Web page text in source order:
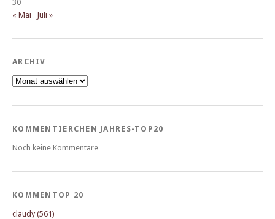
30
« Mai
Juli »
ARCHIV
Archiv
KOMMENTIERCHEN JAHRES-TOP20
Noch keine Kommentare
KOMMENTOP 20
claudy (561)